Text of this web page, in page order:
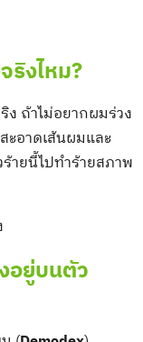
ริงไหม?
ง ถ้าไม่อยากผมร่วง
ะอาดเส้นผมและ
ร้ายนี้ไปทำร้ายสภาพ
อยู่บนตัว